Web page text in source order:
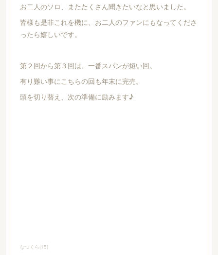
お二人のソロ、またたくさん聞きたいなと思いました。
皆様も是非これを機に、お二人のファンにもなってくださ
ったら嬉しいです。
第２回から第３回は、一番スパンが短い回。
有り難い事にこちらの回も年末に完売。
頭を切り替え、次の準備に励みます♪
なつくら(15)